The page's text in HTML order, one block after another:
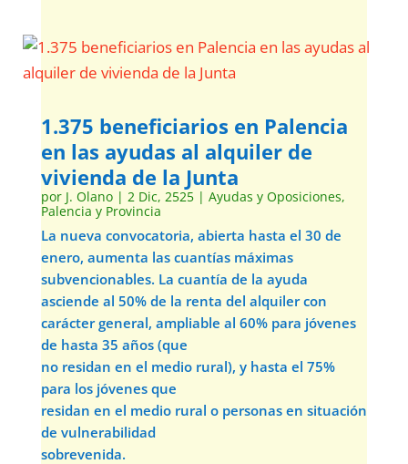
1.375 beneficiarios en Palencia
en las ayudas al alquiler de
vivienda de la Junta
por J. Olano| 2 Dic, 2525| Ayudas y Oposiciones,
Palencia y Provincia
La nueva convocatoria, abierta hasta el 30 de
enero, aumenta las cuantías máximas
subvencionables. La cuantía de la ayuda
asciende al 50% de la renta del alquiler con
carácter general, ampliable al 60% para jóvenes
de hasta 35 años (que
no residan en el medio rural), y hasta el 75%
para los jóvenes que
residan en el medio rural o personas en situación
de vulnerabilidad
sobrevenida.